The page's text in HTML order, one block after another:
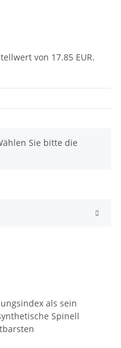
von 17.85 EUR.
Sie bitte die
als sein
Spinell